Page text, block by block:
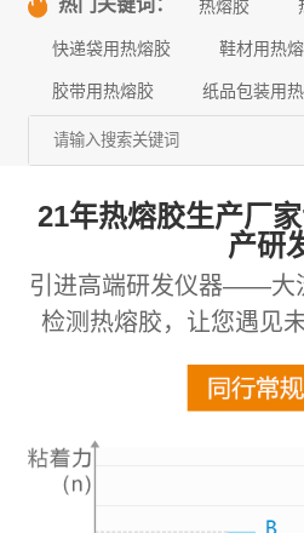
热熔胶
快递袋用热熔胶 鞋材用热
胶带用热熔胶 纸品包装用
21年热熔胶生产厂
产研
引进高端研发仪器——大
检测热熔胶，让您遇见